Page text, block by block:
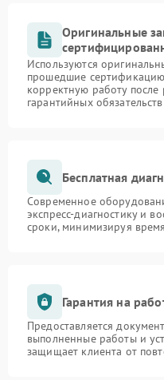
Оригинальные
Используются
прошедшие сертификацию
корректную работу
гарантийных обязательств
Бесплатная
Современное
экспресс-диагностику и
сроки, минимизируя
Гарантия на
Предоставляется
выполненные работы и
защищает клиента от